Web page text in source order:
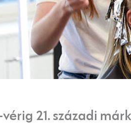
vérig 21. századi